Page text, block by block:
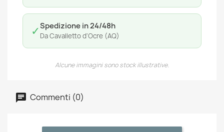
✓Spedizione in 24/48h
Da Cavalletto d'Ocre (AQ)
Alcune immagini sono stock illustrative.
Commenti (0)